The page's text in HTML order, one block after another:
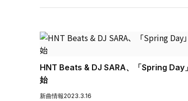
HNT Beats & DJ SARA、「Spring Day
始
新曲情報2023.3.16